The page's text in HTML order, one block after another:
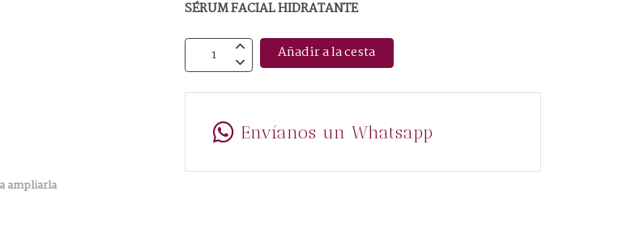
ampliarla
SÉRUM FACIAL HIDRATANTE
Añadir a la cesta
Envíanos un Whatsapp